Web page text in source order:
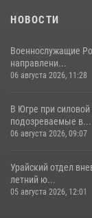
НОВОСТИ
Военнослужащие
направлени...
06 августа 2026, 11:28
В Югре при
подозреваемые в...
06 августа 2026, 09:07
Урайский отдел
летний ю...
05 августа 2026, 12:01